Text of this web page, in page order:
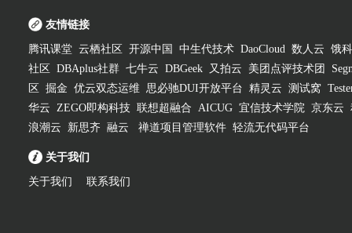
友情链接
腾讯课堂 云栖社区 开源中国 中生代技术 DaoCloud 数人云 饿
社区
DBAplus社群 七牛云 DBGeek 又拍云 美团点评技术团
区
掘金 优云双态运维 思必驰DUI开放平台 精灵云 测试窝
华云 ZEGO即构科技 联想超融合 AICUG 宜信技术学院 京东云
浪潮云
新思齐 融云 禅道项目管理软件 轻流无代码平台
关于我们
关于我们 联系我们